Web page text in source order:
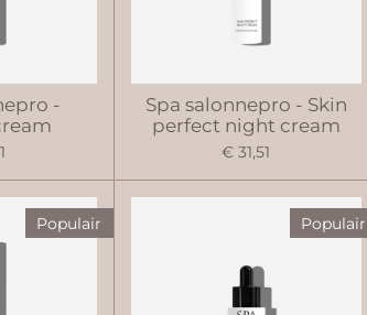
-
Spa salonnepro - Skin
perfect night cream
€ 31,51
Populair Populair